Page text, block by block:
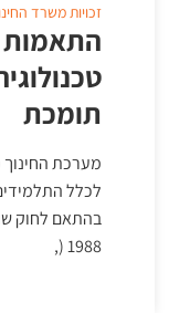
זכויותמשרד
התאמות
תומכת
מערכת
לכלל
בהתאם לחוק
1988 (,